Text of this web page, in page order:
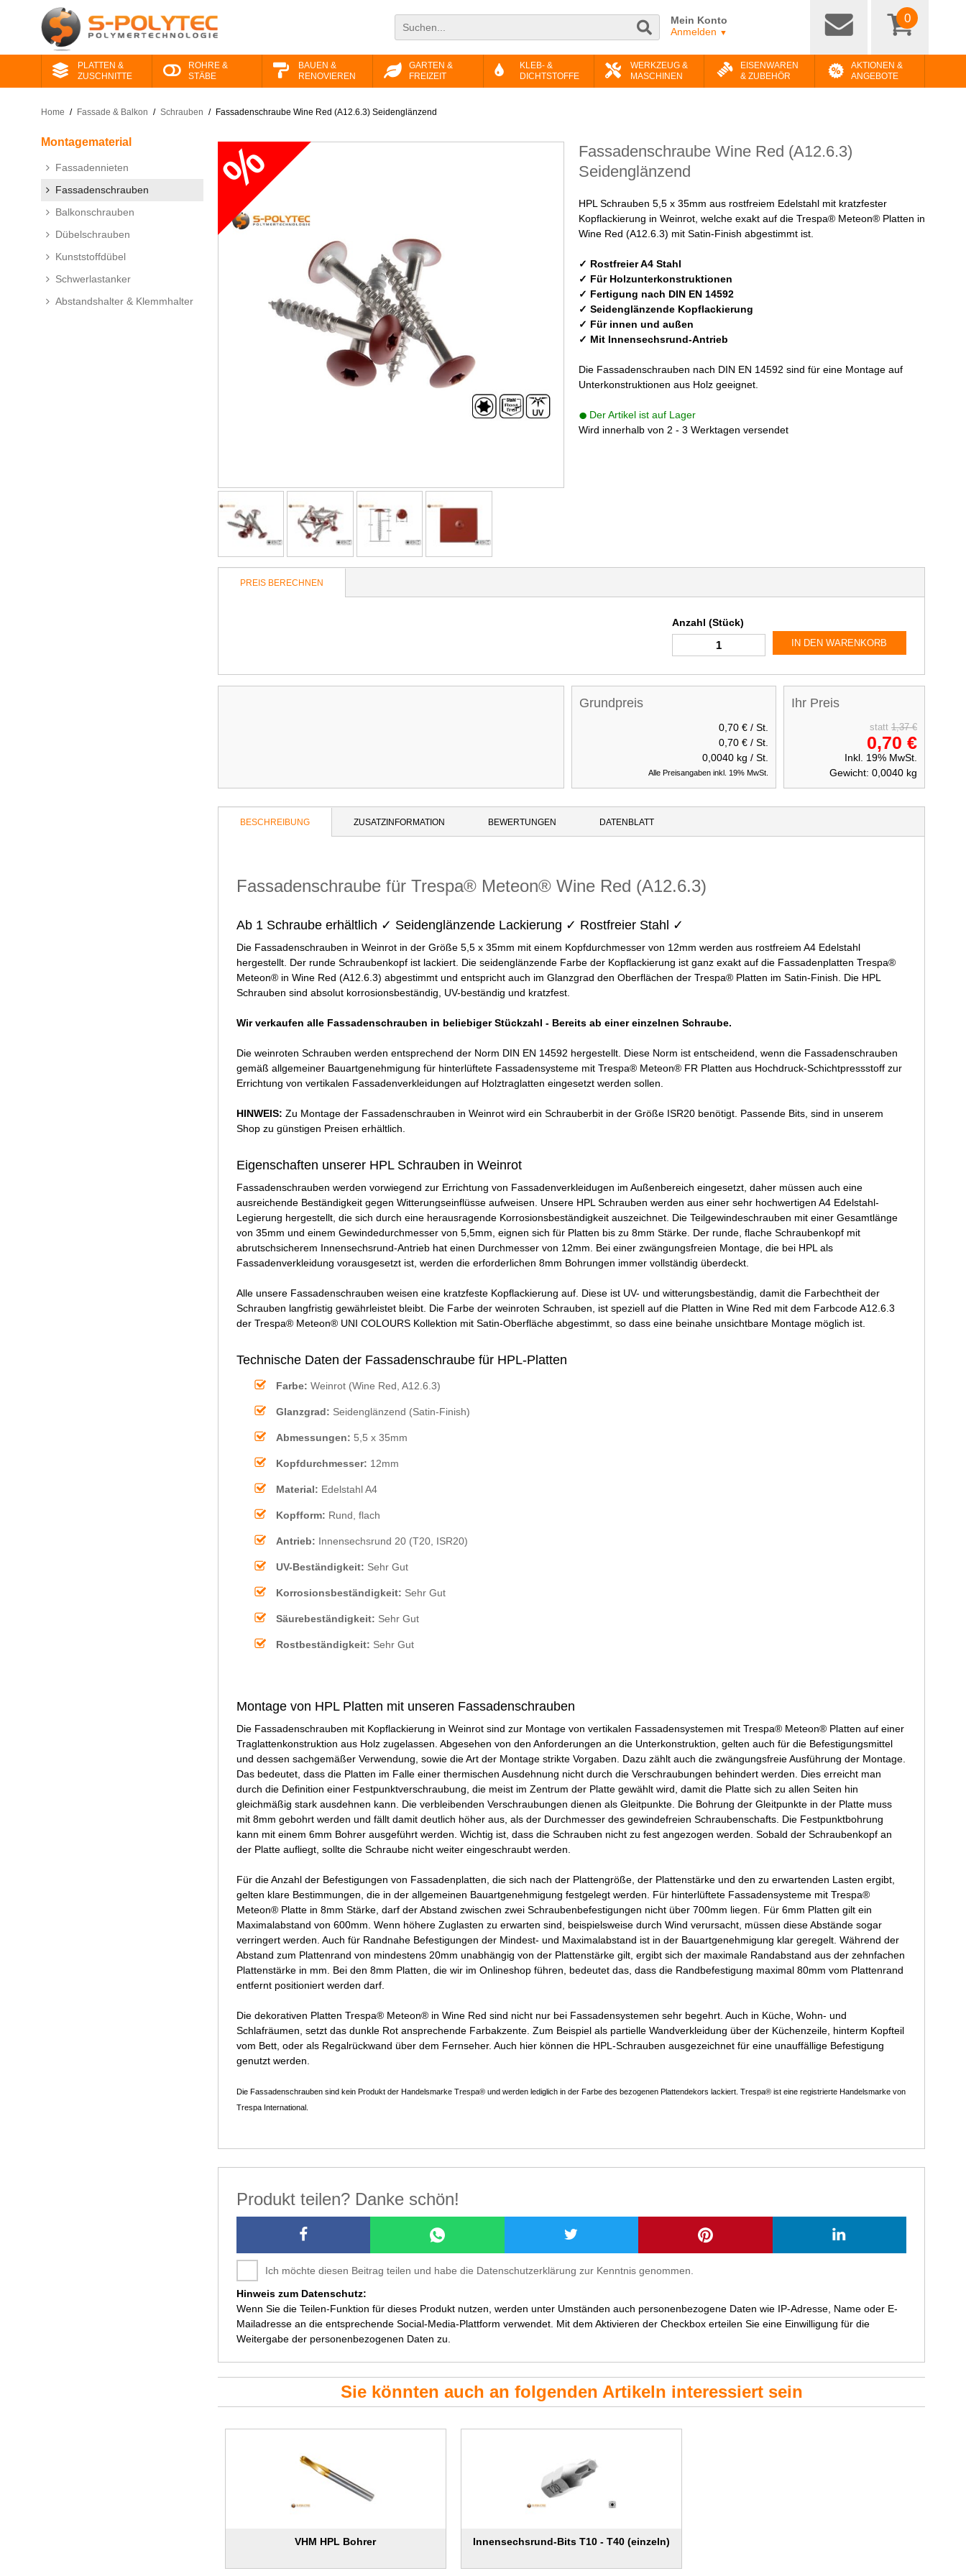
Mein Konto
Anmelden ▼
0
PLATTEN &
ZUSCHNITTE
ROHRE &
STÄBE
BAUEN &
RENOVIEREN
GARTEN &
FREIZEIT
KLEB- &
DICHTSTOFFE
WERKZEUG &
MASCHINEN
EISENWAREN
& ZUBEHÖR
AKTIONEN &
ANGEBOTE
Home / Fassade & Balkon / Schrauben / Fassadenschraube Wine Red (A12.6.3) Seidenglänzend
Montage​material
Fassadennieten
Fassadenschrauben
Balkonschrauben
Dübelschrauben
Kunststoffdübel
Schwerlastanker
Abstandshalter & Klemmhalter
Fassadenschraube Wine Red (A12.6.3)
Seidenglänzend
HPL Schrauben 5,5 x 35mm aus rostfreiem Edelstahl mit kratzfester
Kopflackierung in Weinrot, welche exakt auf die Trespa® Meteon® Platten in
Wine Red (A12.6.3) mit Satin-Finish abgestimmt ist.
✓ Rostfreier A4 Stahl
✓ Für Holzunterkonstruktionen
✓ Fertigung nach DIN EN 14592
✓ Seidenglänzende Kopflackierung
✓ Für innen und außen
✓ Mit Innensechsrund-Antrieb
Die Fassadenschrauben nach DIN EN 14592 sind für eine Montage auf
Unterkonstruktionen aus Holz geeignet.
Der Artikel ist auf Lager
Wird innerhalb von 2 - 3 Werktagen versendet
PREIS BERECHNEN
Anzahl (Stück)
IN DEN WARENKORB
Grundpreis
0,70 € / St.
0,70 € / St.
0,0040 kg / St.
Alle Preisangaben inkl. 19% MwSt.
Ihr Preis
statt 1,37 €
0,70 €
Inkl. 19% MwSt.
Gewicht: 0,0040kg
BESCHREIBUNG ZUSATZINFORMATION BEWERTUNGEN DATENBLATT
Fassadenschraube für Trespa® Meteon® Wine Red (A12.6.3)
Ab 1 Schraube erhältlich ✓ Seidenglänzende Lackierung ✓ Rostfreier Stahl ✓
Die Fassadenschrauben in Weinrot in der Größe 5,5 x 35mm mit einem Kopfdurchmesser von 12mm werden aus rostfreiem A4 Edelstahl
hergestellt. Der runde Schraubenkopf ist lackiert. Die seidenglänzende Farbe der Kopflackierung ist ganz exakt auf die Fassadenplatten Trespa®
Meteon® in Wine Red (A12.6.3) abgestimmt und entspricht auch im Glanzgrad den Oberflächen der Trespa® Platten im Satin-Finish. Die HPL
Schrauben sind absolut korrosionsbeständig, UV-beständig und kratzfest.
Wir verkaufen alle Fassadenschrauben in beliebiger Stückzahl - Bereits ab einer einzelnen Schraube.
Die weinroten Schrauben werden entsprechend der Norm DIN EN 14592 hergestellt. Diese Norm ist entscheidend, wenn die Fassadenschrauben
gemäß allgemeiner Bauartgenehmigung für hinterlüftete Fassadensysteme mit Trespa® Meteon® FR Platten aus Hochdruck-Schichtpressstoff zur
Errichtung von vertikalen Fassadenverkleidungen auf Holztraglatten eingesetzt werden sollen.
HINWEIS: Zu Montage der Fassadenschrauben in Weinrot wird ein Schrauberbit in der Größe ISR20 benötigt. Passende Bits, sind in unserem
Shop zu günstigen Preisen erhältlich.
Eigenschaften unserer HPL Schrauben in Weinrot
Fassadenschrauben werden vorwiegend zur Errichtung von Fassadenverkleidugen im Außenbereich eingesetzt, daher müssen auch eine
ausreichende Beständigkeit gegen Witterungseinflüsse aufweisen. Unsere HPL Schrauben werden aus einer sehr hochwertigen A4 Edelstahl-
Legierung hergestellt, die sich durch eine herausragende Korrosionsbeständigkeit auszeichnet. Die Teilgewindeschrauben mit einer Gesamtlänge
von 35mm und einem Gewindedurchmesser von 5,5mm, eignen sich für Platten bis zu 8mm Stärke. Der runde, flache Schraubenkopf mit
abrutschsicherem Innensechsrund-Antrieb hat einen Durchmesser von 12mm. Bei einer zwängungsfreien Montage, die bei HPL als
Fassadenverkleidung vorausgesetzt ist, werden die erforderlichen 8mm Bohrungen immer vollständig überdeckt.
Alle unsere Fassadenschrauben weisen eine kratzfeste Kopflackierung auf. Diese ist UV- und witterungsbeständig, damit die Farbechtheit der
Schrauben langfristig gewährleistet bleibt. Die Farbe der weinroten Schrauben, ist speziell auf die Platten in Wine Red mit dem Farbcode A12.6.3
der Trespa® Meteon® UNI COLOURS Kollektion mit Satin-Oberfläche abgestimmt, so dass eine beinahe unsichtbare Montage möglich ist.
Technische Daten der Fassadenschraube für HPL-Platten
Farbe: Weinrot (Wine Red, A12.6.3)
Glanzgrad: Seidenglänzend (Satin-Finish)
Abmessungen: 5,5 x 35mm
Kopfdurchmesser: 12mm
Material: Edelstahl A4
Kopfform: Rund, flach
Antrieb: Innensechsrund 20 (T20, ISR20)
UV-Beständigkeit: Sehr Gut
Korrosionsbeständigkeit: Sehr Gut
Säurebeständigkeit: Sehr Gut
Rostbeständigkeit: Sehr Gut
Montage von HPL Platten mit unseren Fassadenschrauben
Die Fassadenschrauben mit Kopflackierung in Weinrot sind zur Montage von vertikalen Fassadensystemen mit Trespa® Meteon® Platten auf einer
Traglattenkonstruktion aus Holz zugelassen. Abgesehen von den Anforderungen an die Unterkonstruktion, gelten auch für die Befestigungsmittel
und dessen sachgemäßer Verwendung, sowie die Art der Montage strikte Vorgaben. Dazu zählt auch die zwängungsfreie Ausführung der Montage.
Das bedeutet, dass die Platten im Falle einer thermischen Ausdehnung nicht durch die Verschraubungen behindert werden. Dies erreicht man
durch die Definition einer Festpunktverschraubung, die meist im Zentrum der Platte gewählt wird, damit die Platte sich zu allen Seiten hin
gleichmäßig stark ausdehnen kann. Die verbleibenden Verschraubungen dienen als Gleitpunkte. Die Bohrung der Gleitpunkte in der Platte muss
mit 8mm gebohrt werden und fällt damit deutlich höher aus, als der Durchmesser des gewindefreien Schraubenschafts. Die Festpunktbohrung
kann mit einem 6mm Bohrer ausgeführt werden. Wichtig ist, dass die Schrauben nicht zu fest angezogen werden. Sobald der Schraubenkopf an
der Platte aufliegt, sollte die Schraube nicht weiter eingeschraubt werden.
Für die Anzahl der Befestigungen von Fassadenplatten, die sich nach der Plattengröße, der Plattenstärke und den zu erwartenden Lasten ergibt,
gelten klare Bestimmungen, die in der allgemeinen Bauartgenehmigung festgelegt werden. Für hinterlüftete Fassadensysteme mit Trespa®
Meteon® Platte in 8mm Stärke, darf der Abstand zwischen zwei Schraubenbefestigungen nicht über 700mm liegen. Für 6mm Platten gilt ein
Maximalabstand von 600mm. Wenn höhere Zuglasten zu erwarten sind, beispielsweise durch Wind verursacht, müssen diese Abstände sogar
verringert werden. Auch für Randnahe Befestigungen der Mindest- und Maximalabstand ist in der Bauartgenehmigung klar geregelt. Während der
Abstand zum Plattenrand von mindestens 20mm unabhängig von der Plattenstärke gilt, ergibt sich der maximale Randabstand aus der zehnfachen
Plattenstärke in mm. Bei den 8mm Platten, die wir im Onlineshop führen, bedeutet das, dass die Randbefestigung maximal 80mm vom Plattenrand
entfernt positioniert werden darf.
Die dekorativen Platten Trespa® Meteon® in Wine Red sind nicht nur bei Fassadensystemen sehr begehrt. Auch in Küche, Wohn- und
Schlafräumen, setzt das dunkle Rot ansprechende Farbakzente. Zum Beispiel als partielle Wandverkleidung über der Küchenzeile, hinterm Kopfteil
vom Bett, oder als Regalrückwand über dem Fernseher. Auch hier können die HPL-Schrauben ausgezeichnet für eine unauffällige Befestigung
genutzt werden.
Die Fassadenschrauben sind kein Produkt der Handelsmarke Trespa® und werden lediglich in der Farbe des bezogenen Plattendekors lackiert. Trespa® ist eine registrierte Handelsmarke von
Trespa International.
Produkt teilen? Danke schön!
Ich möchte diesen Beitrag teilen und habe die Datenschutzerklärung zur Kenntnis genommen.
Hinweis zum Datenschutz:
Wenn Sie die Teilen-Funktion für dieses Produkt nutzen, werden unter Umständen auch personenbezogene Daten wie IP-Adresse, Name oder E-
Mailadresse an die entsprechende Social-Media-Plattform verwendet. Mit dem Aktivieren der Checkbox erteilen Sie eine Einwilligung für die
Weitergabe der personenbezogenen Daten zu.
Sie könnten auch an folgenden Artikeln interessiert sein
VHM HPL Bohrer Innensechsrund-Bits T10 - T40 (einzeln)